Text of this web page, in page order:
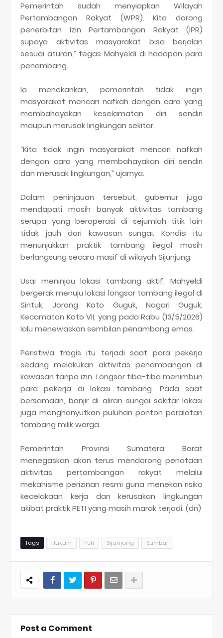
Pemerintah sudah menyiapkan Wilayah
Pertambangan Rakyat (WPR). Kita dorong
penerbitan Izin Pertambangan Rakyat (IPR)
supaya aktivitas masyarakat bisa berjalan
sesuai aturan,” tegas Mahyeldi di hadapan para
penambang.
Ia menekankan, pemerintah tidak ingin
masyarakat mencari nafkah dengan cara yang
membahayakan keselamatan diri sendiri
maupun merusak lingkungan sekitar.
“Kita tidak ingin masyarakat mencari nafkah
dengan cara yang membahayakan diri sendiri
dan merusak lingkungan,” ujarnya.
Dalam peninjauan tersebut, gubernur juga
mendapati masih banyak aktivitas tambang
serupa yang beroperasi di sejumlah titik lain
tidak jauh dari kawasan sungai. Kondisi itu
menunjukkan praktik tambang ilegal masih
berlangsung secara masif di wilayah Sijunjung.
Usai meninjau lokasi tambang aktif, Mahyeldi
bergerak menuju lokasi longsor tambang ilegal di
Sintuk, Jorong Koto Guguk, Nagari Guguk,
Kecamatan Koto VII, yang pada Rabu (13/5/2026)
lalu menewaskan sembilan penambang emas.
Peristiwa tragis itu terjadi saat para pekerja
sedang melakukan aktivitas penambangan di
kawasan tanpa izin. Longsor tiba-tiba menimbun
para pekerja di lokasi tambang. Pada saat
bersamaan, banjir di aliran sungai sekitar lokasi
juga menghanyutkan puluhan ponton peralatan
tambang milik warga.
Pemerintah Provinsi Sumatera Barat
menegaskan akan terus mendorong penataan
aktivitas pertambangan rakyat melalui
mekanisme perizinan resmi guna menekan risiko
kecelakaan kerja dan kerusakan lingkungan
akibat praktik PETI yang masih marak terjadi. (dn)
Tags Hukum Peti Sijunjung Sumbar
Post a Comment